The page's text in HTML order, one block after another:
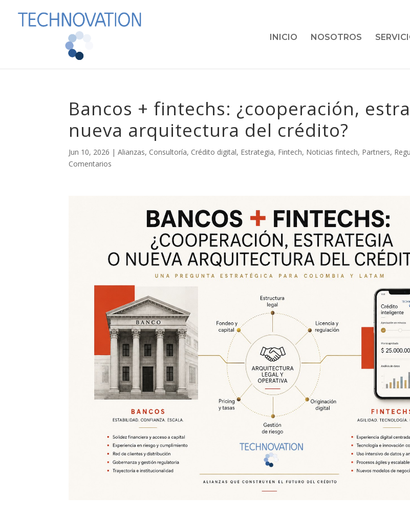
INICIO NOSOTROS
Bancos + fintechs: ¿cooperación,
nueva arquitectura del crédito?
Jun 10, 2026 |Alianzas, Consultoría, Crédito digital, Estrategia, Fintech, Noticias fintech, Partners,
Comentarios